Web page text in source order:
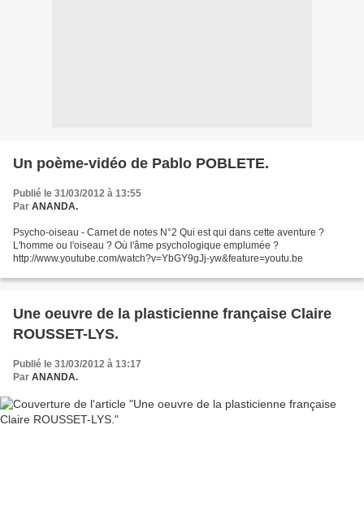
Un poème-vidéo de Pablo POBLETE.
Publié le 31/03/2012 à 13:55
Par ANANDA.
Psycho-oiseau - Carnet de notes N°2 Qui est qui dans cette aventure ?
L'homme ou l'oiseau ? Où l'âme psychologique emplumée ?
http://www.youtube.com/watch?v=YbGY9gJj-yw&feature=youtu.be
Une oeuvre de la plasticienne française Claire
ROUSSET-LYS.
Publié le 31/03/2012 à 13:17
Par ANANDA.